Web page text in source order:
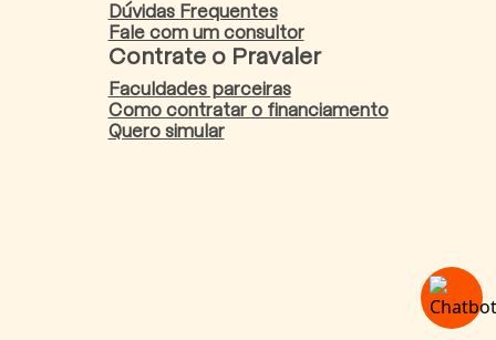
Dúvidas Frequentes
Fale com um consultor
Contrate o Pravaler
Faculdades parceiras
Como contratar o financiamento
Quero simular